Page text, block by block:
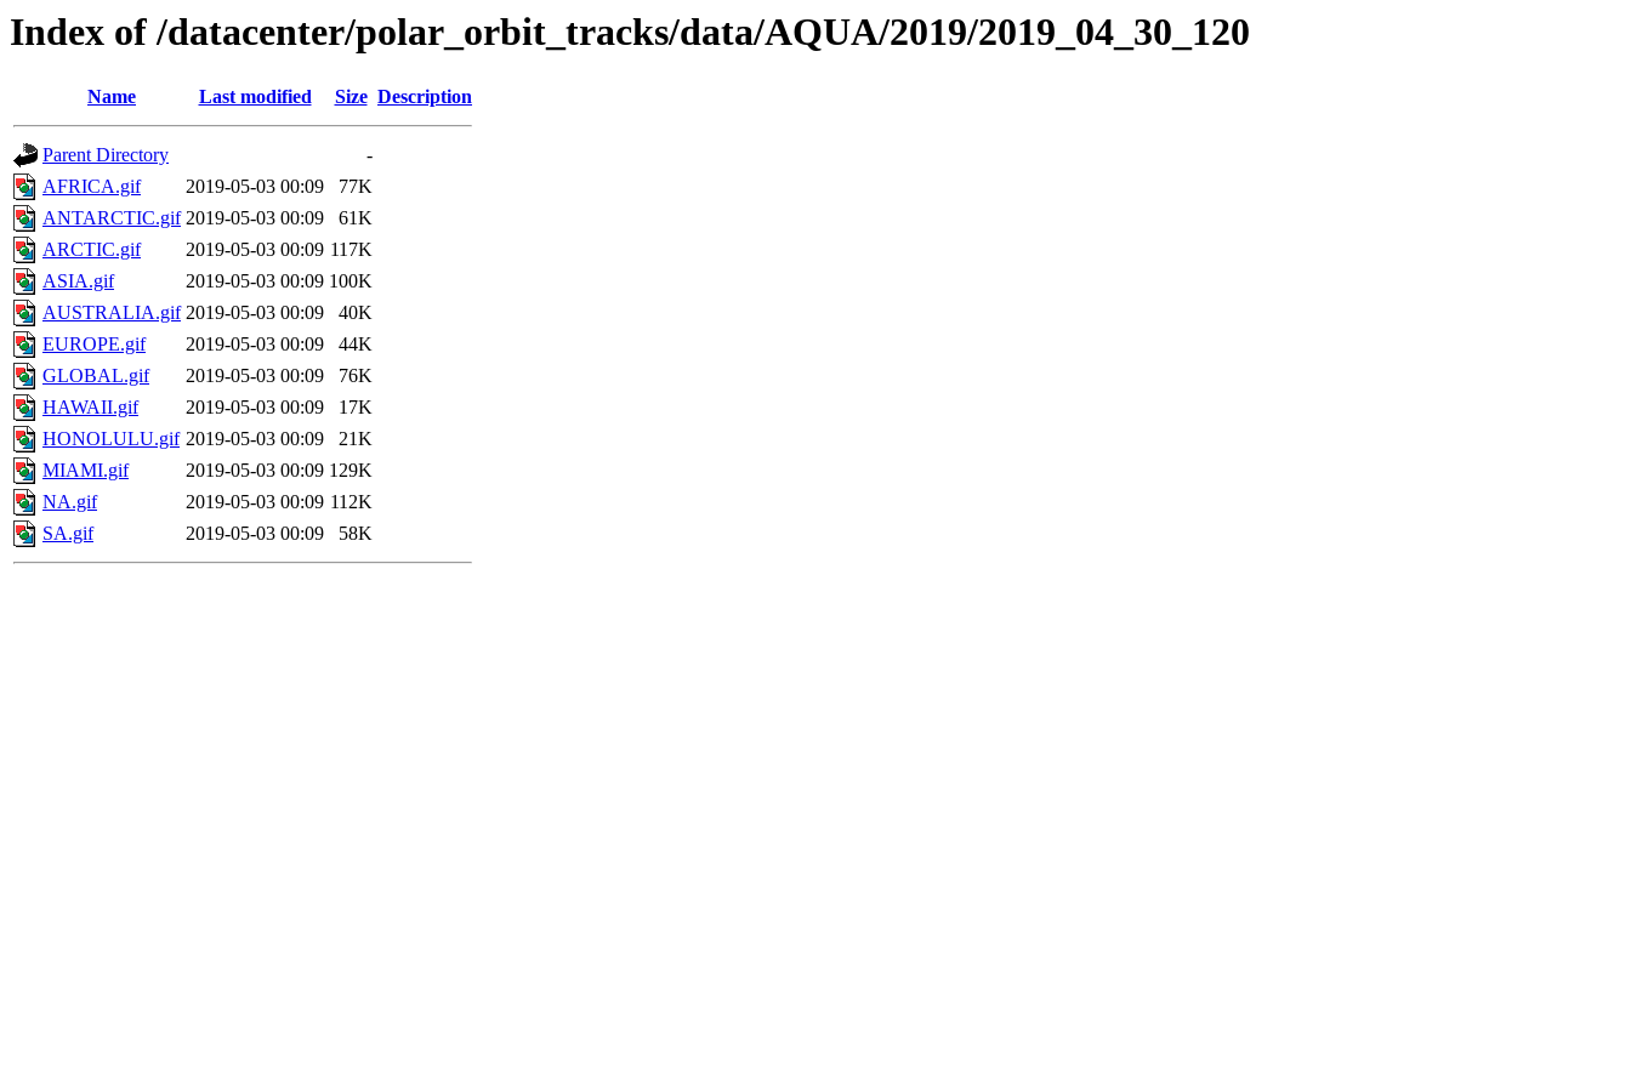
Index of /datacenter/polar_orbit_tracks/data/AQUA/2019/2019_04_30_120
Name Last modified Size Description
Parent Directory
-
AFRICA.gif
2019-05-03 00:09
77K
ANTARCTIC.gif 2019-05-03 00:09
61K
ARCTIC.gif
2019-05-03 00:09 117K
ASIA.gif
2019-05-03 00:09 100K
AUSTRALIA.gif 2019-05-03 00:09
40K
EUROPE.gif
2019-05-03 00:09
44K
GLOBAL.gif
2019-05-03 00:09
76K
HAWAII.gif
2019-05-03 00:09
17K
HONOLULU.gif 2019-05-03 00:09
21K
MIAMI.gif
2019-05-03 00:09 129K
NA.gif
2019-05-03 00:09 112K
SA.gif
2019-05-03 00:09 58K